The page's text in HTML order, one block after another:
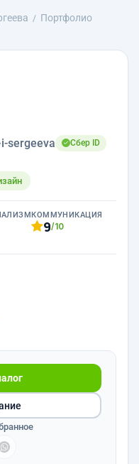
Портфолио
i-sergeeva
Сбер ID
КОММУНИКАЦИЯ
9/10